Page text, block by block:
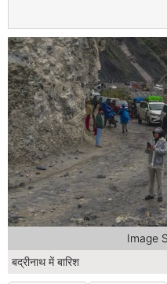
बद्रीनाथ में बारिश
Image